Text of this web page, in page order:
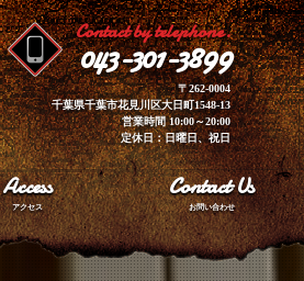
Contact by telephone.
043-301-3899
〒262-0004
千葉県千葉市花見川区大日町1548-13
営業時間 10:00～20:00
定休日：日曜日、祝日
Access
アクセス
Contact Us
お問い合わせ